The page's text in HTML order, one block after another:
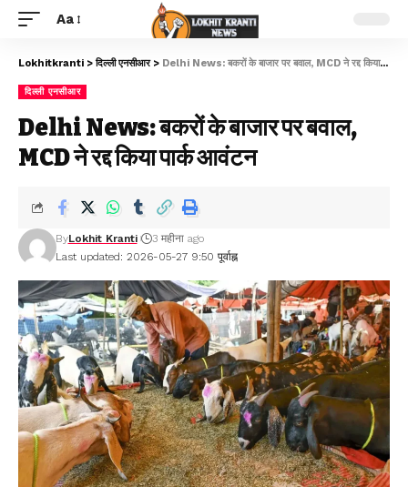
Aa
Lokhitkranti >दिल्ली एनसीआर> Delhi News: बकरों के बाजार पर बवाल, MCD ने रद्द किया पार्क आवंटन
दिल्ली एनसीआर
Delhi News: बकरों के बाजार पर बवाल,
MCD ने रद्द किया पार्क आवंटन
Last updated: 2026-05-27 9:50 पूर्वाह्न
ByLokhit Kranti 3 महीना ago